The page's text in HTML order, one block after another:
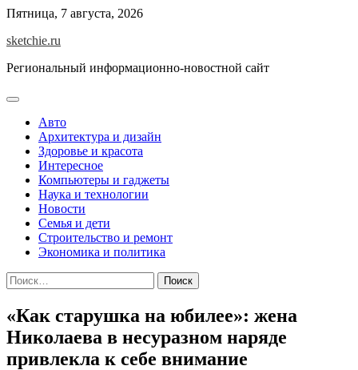
Skip
content
Пятница, 7 августа, 2026
sketchie.ru
Региональный информационно-новостной сайт
Авто
Архитектура и дизайн
Здоровье и красота
Интересное
Компьютеры и гаджеты
Наука и технологии
Новости
Семья и дети
Строительство и ремонт
Экономика и политика
Найти:
«Как старушка на юбилее»: жена
Николаева в несуразном наряде
привлекла к себе внимание